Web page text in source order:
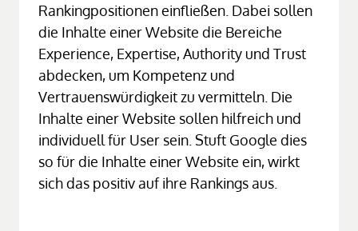
Rankingpositionen einfließen. Dabei sollen
die Inhalte einer Website die Bereiche
Experience, Expertise, Authority und Trust
abdecken, um Kompetenz und
Vertrauenswürdigkeit zu vermitteln. Die
Inhalte einer Website sollen hilfreich und
individuell für User sein. Stuft Google dies
so für die Inhalte einer Website ein, wirkt
sich das positiv auf ihre Rankings aus.